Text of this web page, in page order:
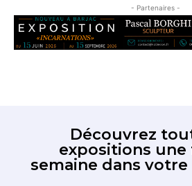
- Partenaires -
Découvrez
expositions une
semaine dans